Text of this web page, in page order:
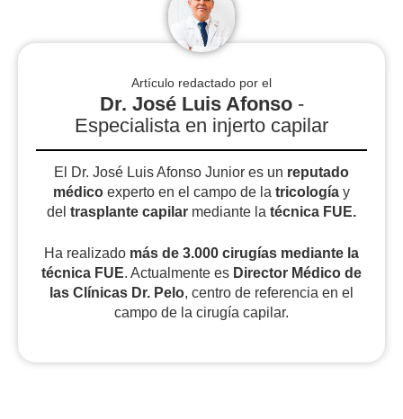
Artículo redactado por el
Dr. José Luis Afonso-
Especialista en injerto capilar
El Dr. José Luis Afonso Junior es un reputado
médico experto en el campo de la tricología y
del trasplante capilar mediante la técnica FUE.
Ha realizado más de 3.000 cirugías mediante la
técnica FUE. Actualmente es Director Médico de
las Clínicas Dr. Pelo, centro de referencia en el
campo de la cirugía capilar.